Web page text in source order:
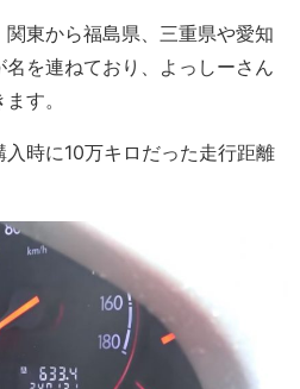
東から福島県、三重県や愛知
を連ねており、よっしーさん
す。
時に10万キロだった走行距離